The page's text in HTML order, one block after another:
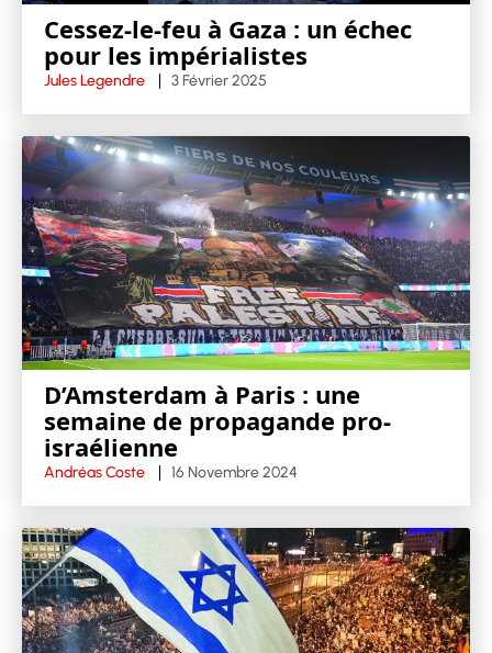
Cessez-le-feu à Gaza : un échec
pour les impérialistes
Jules Legendre 3 Février 2025
D’Amsterdam à Paris : une
semaine de propagande pro-
israélienne
Andréas Coste 16 Novembre 2024